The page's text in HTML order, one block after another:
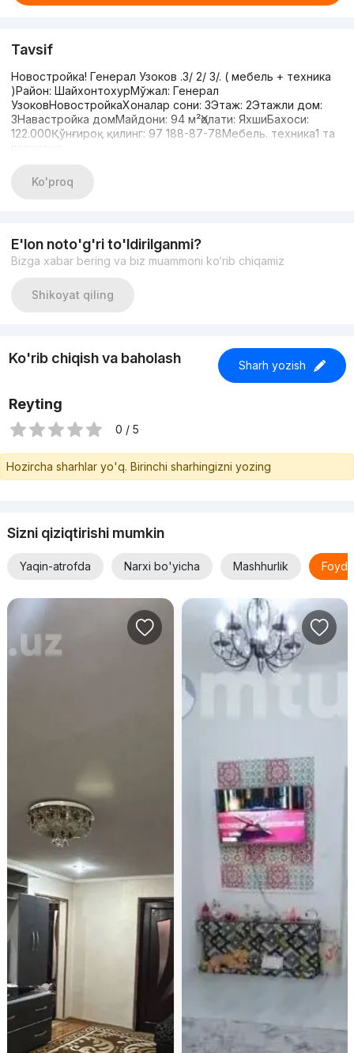
Tavsif
Новостройка! Генерал Узоков .3/ 2/ 3/. ( мебель + техника
)Район: ШайхонтохурМўжал: Генерал
УзоковНовостройкаХоналар сони: 3Этаж: 2Этажли дом:
3Навастройка домМайдони: 94 м²Ҳолати: ЯхшиБахоси:
122.000Қўнғироқ қилинг: 97 188-87-78Мебель. техника1 та
Ko'proq
E'lon noto'g'ri to'ldirilganmi?
Bizga xabar bering va biz muammoni ko‘rib chiqamiz
Shikoyat qiling
Ko'rib chiqish va baholash Sharh yozish
Reyting
0 / 5
Hozircha sharhlar yo'q. Birinchi sharhingizni yozing
Sizni qiziqtirishi mumkin
Yaqin-atrofda Narxi bo'yicha Mashhurlik